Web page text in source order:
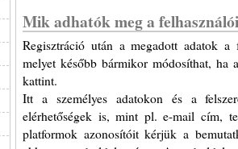
Mik adhatók meg a
Regisztráció után a megadott adatok a
melyet később bármikor módosíthat,
kattint.
Itt a személyes adatokon és a
elérhetőségek is, mint pl. e-mail cím,
platformok azonosítóit kérjük a